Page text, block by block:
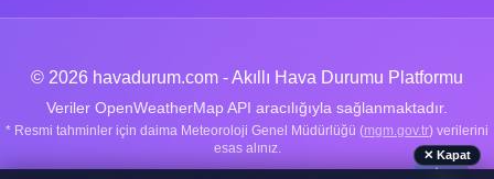
© 2026 havadurum.com - Akıllı Hava Durumu Platformu
Veriler OpenWeatherMap API aracılığıyla sağlanmaktadır.
* Resmi tahminler için daima Meteoroloji Genel Müdürlüğü (mgm.gov.tr) verilerini
esas alınız.
✕ Kapat